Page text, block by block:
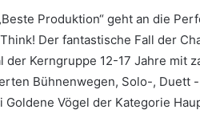
Produktion“ geht an die
Der fantastische Fall der
Kerngruppe 12-17 Jahre mit
Bühnenwegen, Solo-, Duett
Vögel der Kategorie